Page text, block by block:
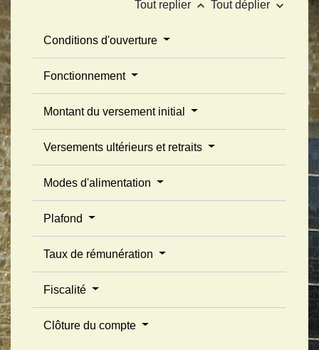
Tout replier keyboard_arrow_up Tout déplier keyboard_arrow_down
Conditions d'ouverture
Fonctionnement
Montant du versement initial
Versements ultérieurs et retraits
Modes d'alimentation
Plafond
Taux de rémunération
Fiscalité
Clôture du compte